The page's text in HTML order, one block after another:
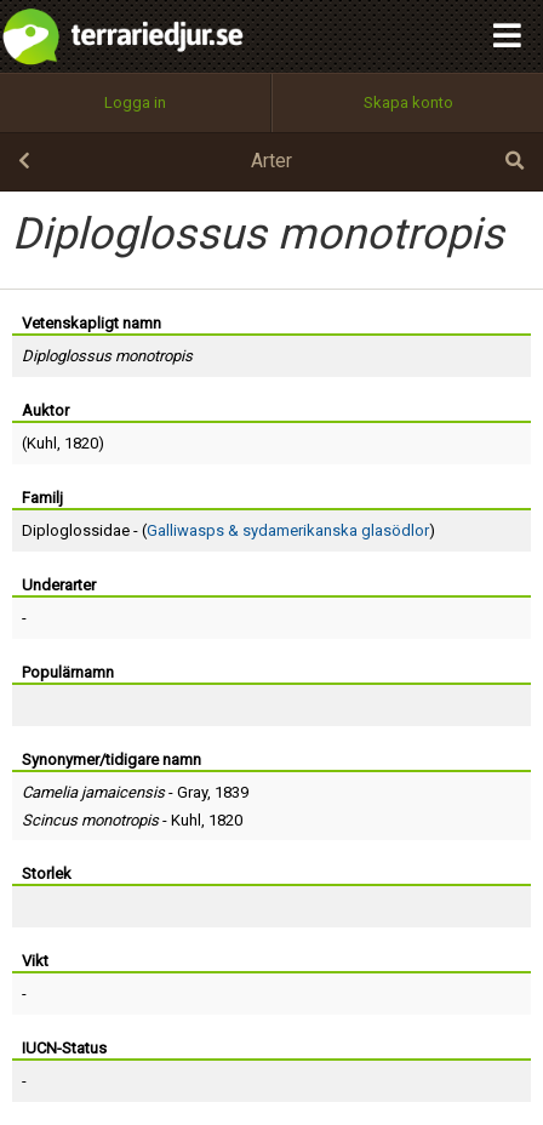
Logga in Skapa konto
Arter
Diploglossus monotropis
Vetenskapligt namn
Diploglossus monotropis
Auktor
(Kuhl , 1820)
Familj
Diploglossidae - (Galliwasps & sydamerikanska glasödlor)
Underarter
-
Populärnamn
Synonymer/tidigare namn
Camelia jamaicensis- Gray, 1839
Scincus monotropis- Kuhl , 1820
Storlek
Vikt
-
IUCN-Status
-
Utför
100%
OK
integritetspolicy
Namn:
Epost:
Användarnamn:
Lösenord:
Terms of Service
Skapa konto
Begär nytt lösenord
Tillbaka till förstasidan